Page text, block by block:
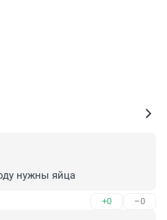
нужны яйца
+0 –0